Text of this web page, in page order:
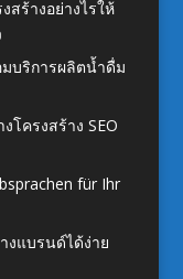
สร้างอย่างไรให้
บริการผลิตน้ำดื่ม
โครงสร้าง SEO
für Ihr
งแบรนด์ได้ง่าย